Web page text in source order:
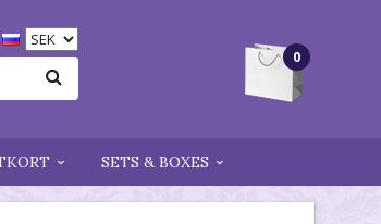
0
SETS & BOXES